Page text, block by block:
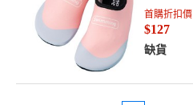
首購折扣價
$127
缺貨